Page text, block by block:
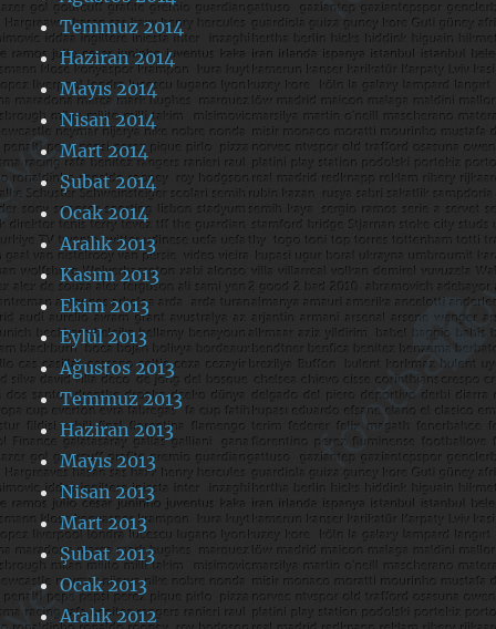
Temmuz 2014
Haziran 2014
Mayıs 2014
Nisan 2014
Mart 2014
Şubat 2014
Ocak 2014
Aralık 2013
Kasım 2013
Ekim 2013
Eylül 2013
Ağustos 2013
Temmuz 2013
Haziran 2013
Mayıs 2013
Nisan 2013
Mart 2013
Şubat 2013
Ocak 2013
Aralık 2012